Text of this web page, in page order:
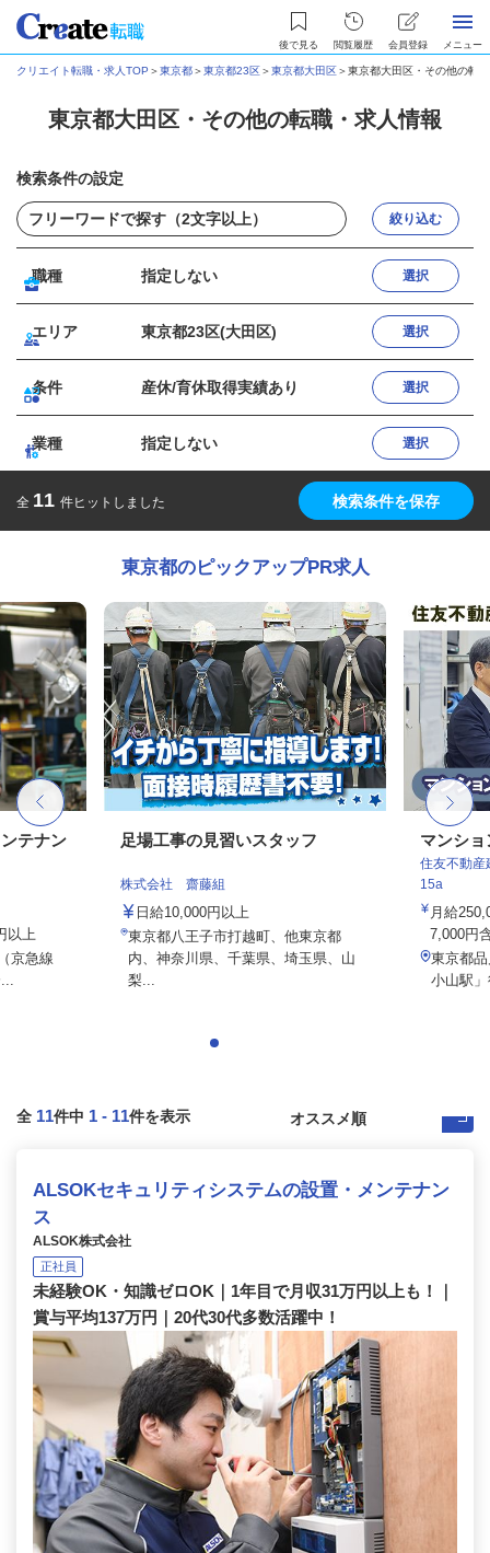
後で見る 閲覧履歴 会員登録 メニュー
クリエイト転職・求人TOP ＞東京都＞東京都23区＞東京都大田区＞東京都大田区・その他の転
東京都大田区・その他の転職・求人情報
検索条件の設定
絞り込む
職種 指定しない 選択
エリア 東京都23区(大田区) 選択
条件 産休/育休取得実績あり 選択
業種 指定しない 選択
全 11 件ヒットしました 検索条件を保存
東京都のピックアップPR求人
テナン
以上
京急線
足場工事の見習いスタッフ
株式会社 齋藤組
日給10,000円以上
東京都八王子市打越町、他東京都
内、神奈川県、千葉県、埼玉県、山
梨...
マンシ
住友不動産
15a
月給
7,000円
東京都
小山駅
全 11件中 1 - 11件を表示
ALSOKセキュリティシステムの設置・メンテナン
ス
ALSOK株式会社
正社員
未経験OK・知識ゼロOK｜1年目で月収31万円以上も！｜
賞与平均137万円｜20代30代多数活躍中！